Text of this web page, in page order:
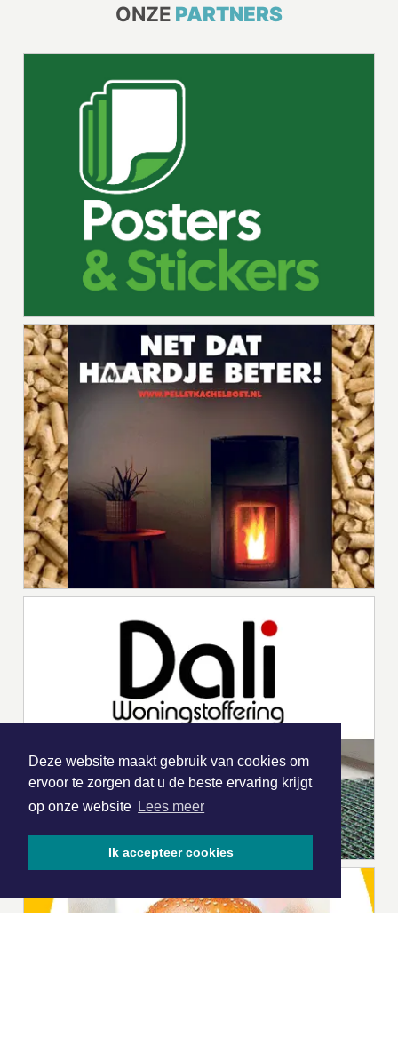
Deze website maakt gebruik van cookies om
ervoor te zorgen dat u de beste ervaring krijgt
op onze website Lees meer
Ik accepteer cookies
ONZE PARTNERS